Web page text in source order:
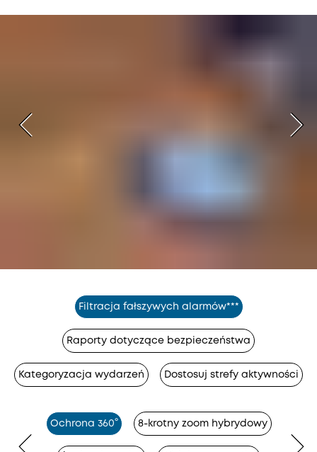
Filtracja fałszywych alarmów***
Raporty dotyczące bezpieczeństwa
Kategoryzacja wydarzeń Dostosuj strefy aktywności
Ochrona 360° 8-krotny zoom hybrydowy